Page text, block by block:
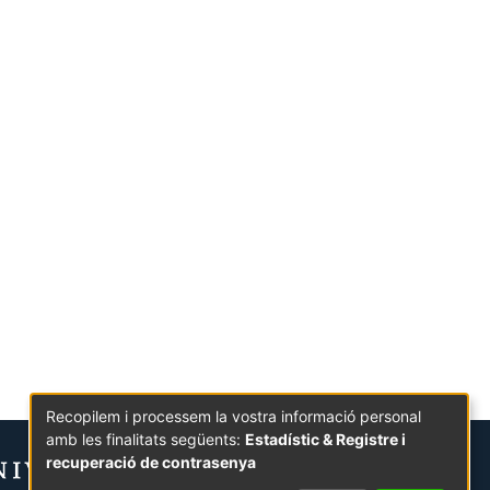
Recopilem i processem la vostra informació personal
amb les finalitats següents: Estadístic & Registre i
recuperació de contrasenya